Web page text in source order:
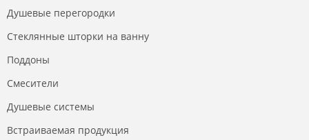
Душевые перегородки
Стеклянные шторки на ванну
Поддоны
Смесители
Душевые системы
Встраиваемая продукция